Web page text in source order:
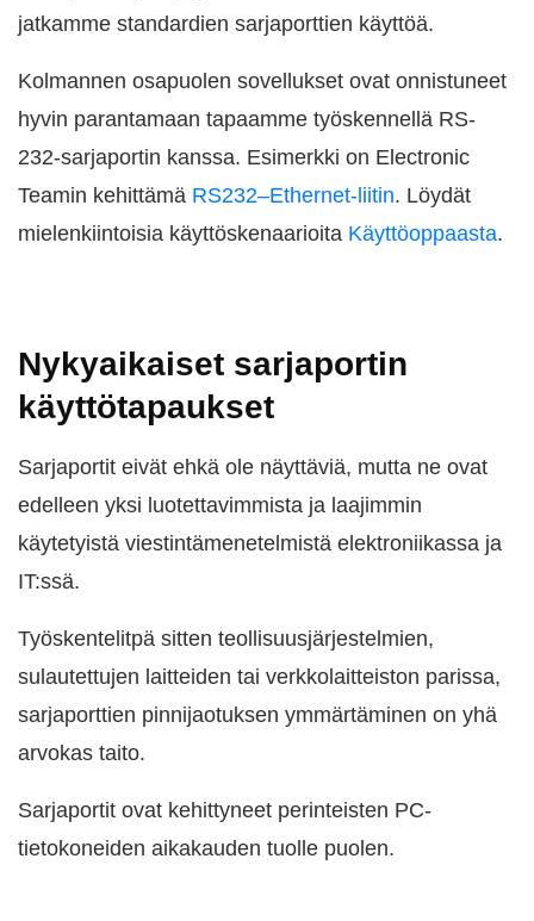
jatkamme standardien sarjaporttien käyttöä.
Kolmannen osapuolen sovellukset ovat onnistuneet
hyvin parantamaan tapaamme työskennellä RS-
232-sarjaportin kanssa. Esimerkki on Electronic
Teamin kehittämä RS232–Ethernet-liitin. Löydät
mielenkiintoisia käyttöskenaarioita Käyttöoppaasta.
Nykyaikaiset sarjaportin
käyttötapaukset
Sarjaportit eivät ehkä ole näyttäviä, mutta ne ovat
edelleen yksi luotettavimmista ja laajimmin
käytetyistä viestintämenetelmistä elektroniikassa ja
IT:ssä.
Työskentelitpä sitten teollisuusjärjestelmien,
sulautettujen laitteiden tai verkkolaitteiston parissa,
sarjaporttien pinnijaotuksen ymmärtäminen on yhä
arvokas taito.
Sarjaportit ovat kehittyneet perinteisten PC-
tietokoneiden aikakauden tuolle puolen.